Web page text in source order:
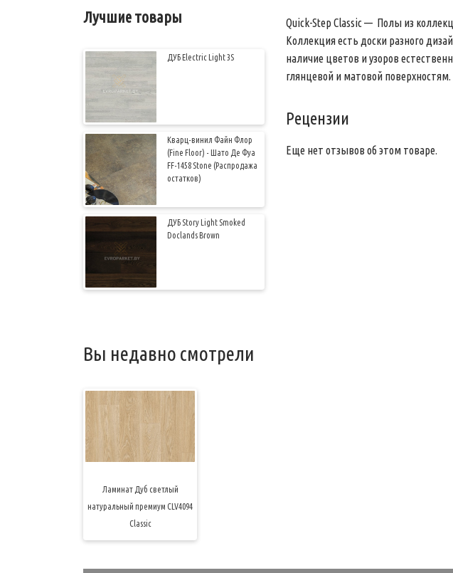
Лучшие товары
ДУБ Electric Light 3S
Кварц-винил Файн Флор
(Fine Floor) - Шато Де Фуа
FF-1458 Stone (Распродажа
остатков)
ДУБ Story Light Smoked
Doclands Brown
Quick-Step Classic — Полы из
Коллекция есть доски разного
наличие цветов и узоров
глянцевой и матовой
Рецензии
Еще нет отзывов об этом товаре.
Вы недавно смотрели
Ламинат Дуб светлый
натуральный премиум CLV4094
Classic